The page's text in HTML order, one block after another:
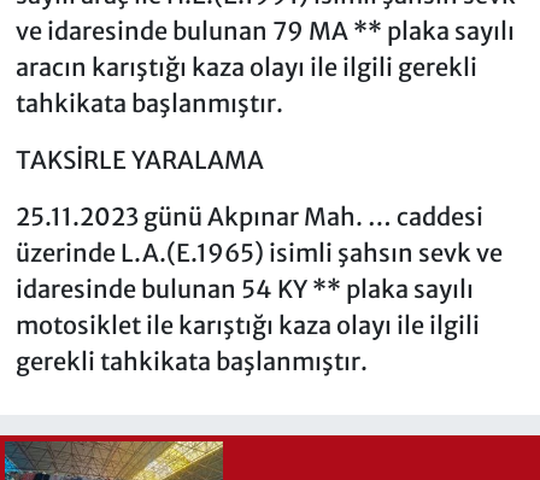
ve idaresinde bulunan 79 MA ** plaka sayılı
aracın karıştığı kaza olayı ile ilgili gerekli
tahkikata başlanmıştır.
TAKSİRLE YARALAMA
25.11.2023 günü Akpınar Mah. … caddesi
üzerinde L.A.(E.1965) isimli şahsın sevk ve
idaresinde bulunan 54 KY ** plaka sayılı
motosiklet ile karıştığı kaza olayı ile ilgili
gerekli tahkikata başlanmıştır.